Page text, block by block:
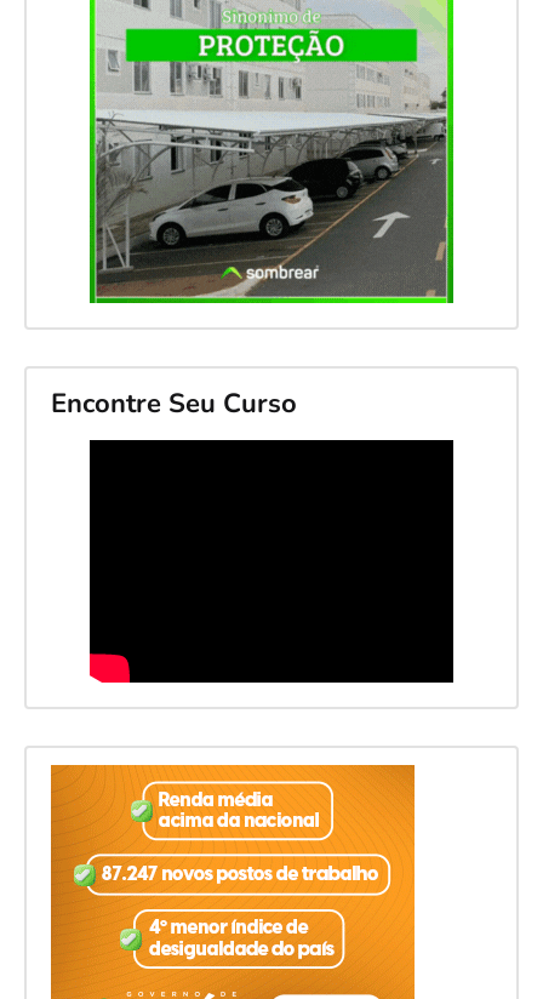
Encontre Seu Curso